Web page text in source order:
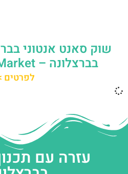
שוק סאנט אנטוני
בברצלונה – Sant Antoni Market
לפרטים
עזרה עם